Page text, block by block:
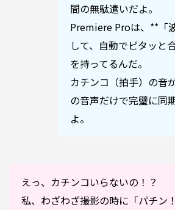
間の無駄遣いだよ。
Premiere Proは、**「
して、自動でピタッと
を持ってるんだ。
カチンコ（拍手）の音
の音声だけで完璧に同
よ。
えっ、カチンコいらないの！？
私、わざわざ撮影の時に「パチン